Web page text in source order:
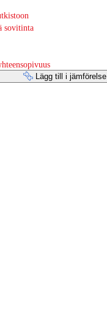
sovitinta
Lägg till i jämförelse